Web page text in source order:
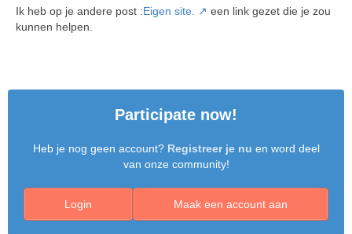
Ik heb op je andere post :Eigen site.
een link gezet die je zou
kunnen helpen.
Participate now!
Heb je nog geen account? Registreer je nu en word deel
van onze community!
Maak een account aan
Login